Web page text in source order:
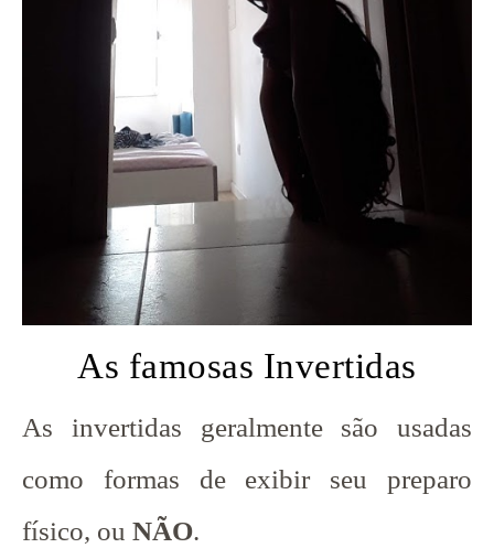
As famosas Invertidas
As invertidas geralmente são usadas
como formas de exibir seu preparo
físico, ou NÃO.